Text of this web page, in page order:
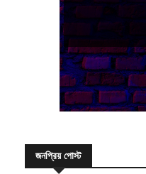
জনপ্রিয় পোস্ট